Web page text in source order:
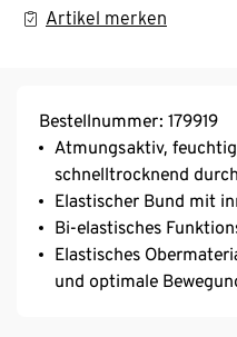
Artikel merken
Bestellnummer: 179919
Atmungsaktiv,
schnelltrocknend
Elastischer Bund mit
Bi-elastisches
Elastisches
und optimale